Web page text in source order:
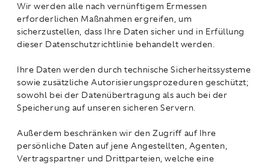
Wir werden alle nach vernünftigem Ermessen
erforderlichen Maßnahmen ergreifen, um
sicherzustellen, dass Ihre Daten sicher und in Erfüllung
dieser Datenschutzrichtlinie behandelt werden.
Ihre Daten werden durch technische Sicherheitssysteme
sowie zusätzliche Autorisierungsprozeduren geschützt;
sowohl bei der Datenübertragung als auch bei der
Speicherung auf unseren sicheren Servern.
Außerdem beschränken wir den Zugriff auf Ihre
persönliche Daten auf jene Angestellten, Agenten,
Vertragspartner und Drittparteien, welche eine